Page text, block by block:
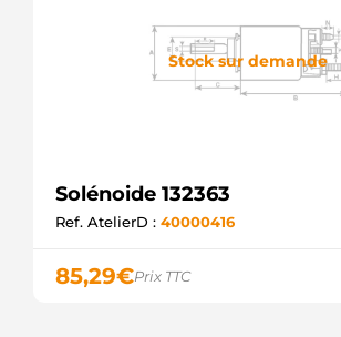
Stock sur demande
Solénoide 132363
Ref. AtelierD : 40000416
85,29€Prix TTC